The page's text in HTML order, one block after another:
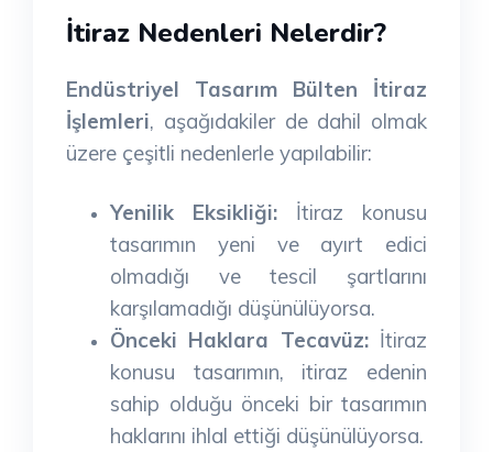
İtiraz Nedenleri Nelerdir?
Endüstriyel Tasarım Bülten İtiraz
İşlemleri, aşağıdakiler de dahil olmak
üzere çeşitli nedenlerle yapılabilir:
Yenilik Eksikliği: İtiraz konusu
tasarımın yeni ve ayırt edici
olmadığı ve tescil şartlarını
karşılamadığı düşünülüyorsa.
Önceki Haklara Tecavüz:İtiraz
konusu tasarımın, itiraz edenin
sahip olduğu önceki bir tasarımın
haklarını ihlal ettiği düşünülüyorsa.